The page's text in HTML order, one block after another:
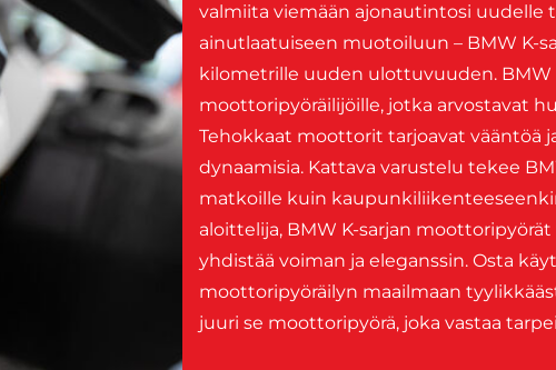
valmiita viemään ajonautintosi uudelle
ainutlaatuiseen muotoiluun – BMW K-
kilometrille uuden ulottuvuuden.
moottoripyöräilijöille, jotka arvostavat
Tehokkaat moottorit tarjoavat vääntöä
dynaamisia. Kattava varustelu tekee
matkoille kuin
aloittelija, BMW K-sarjan
yhdistää voiman ja eleganssin. Osta
moottoripyöräilyn maailmaan
juuri se moottoripyörä, joka vastaa